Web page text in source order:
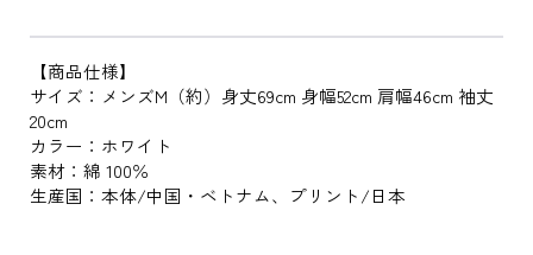
【商品仕様】
サイズ：メンズM（約）身丈69cm 身幅52cm 肩幅46cm 袖丈
20cm
カラー：ホワイト
素材：綿 100％
生産国：本体/中国・ベトナム、プリント/日本